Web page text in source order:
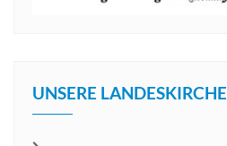
UNSERE LANDESKIRCHE